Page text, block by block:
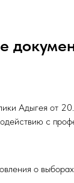
Адыгея от
с
о